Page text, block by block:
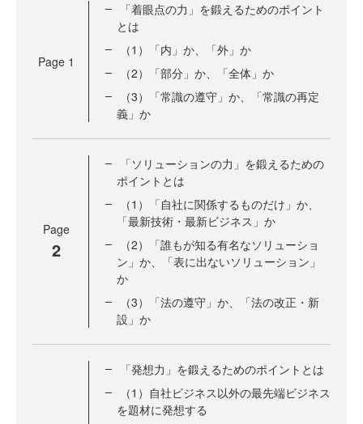
Page 1
「着眼点の力」を鍛えるためのポイント
とは
（1）「内」か、「外」か
（2）「部分」か、「全体」か
（3）「常識の遵守」か、「常識の再定
義」か
Page
2
「ソリューションの力」を鍛えるための
ポイントとは
（1）「自社に関係するものだけ」か、
「最新技術・最新ビジネス」か
（2）「誰もが知る有名なソリューショ
ン」か、「表に出ないソリューション」
か
（3）「法の遵守」か、「法の改正・新
設」か
「発想力」を鍛えるためのポイントとは
（1）自社ビジネス以外の最先端ビジネス
を題材に発想する